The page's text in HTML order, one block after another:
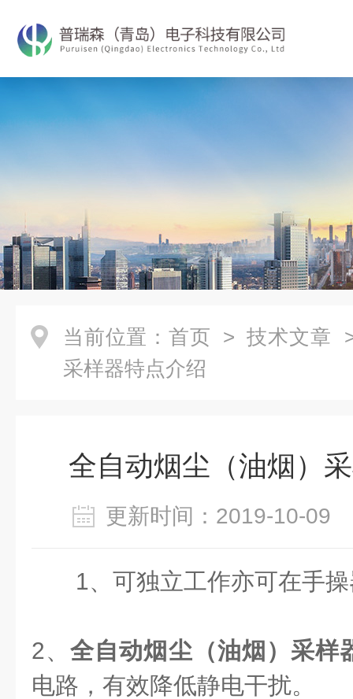
当前位置： 首页 > 技术文章
采样器特点介绍
全自动烟尘（油烟）
更新时间：2019-10-
1、可独立工作亦可在手
2、全自动烟尘（油烟）采样
电路，有效降低静电干扰。